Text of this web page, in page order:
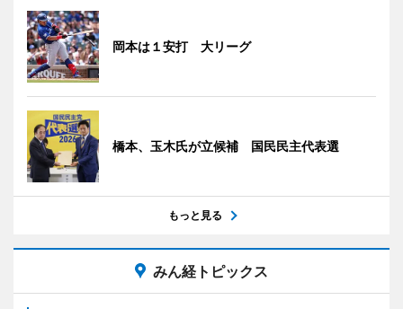
岡本は１安打 大リーグ
橋本、玉木氏が立候補 国民民主代表選
もっと見る
みん経トピックス